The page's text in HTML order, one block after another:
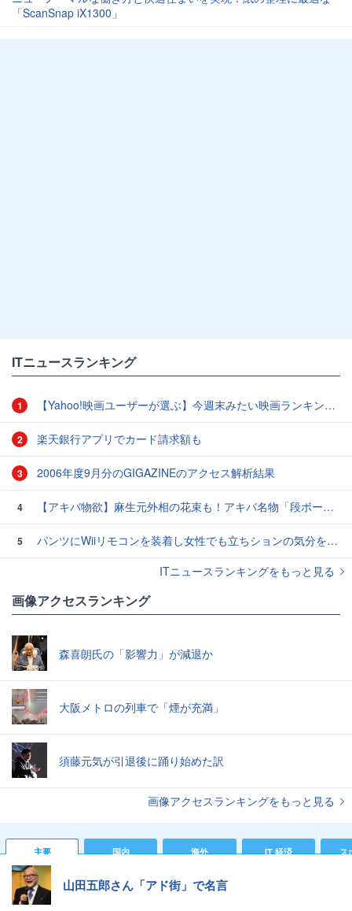
「ScanSnap iX1300」
ITニュースランキング
1 【Yahoo!映画ユーザーが選ぶ】今週末みたい映画ランキング（11月2日付） ファン待望のシリーズ第3弾『マイティ・ソー バトルロイヤル』が公開！
2 楽天銀行アプリでカード請求額も
3 2006年度9月分のGIGAZINEのアクセス解析結果
4 【アキバ物欲】麻生元外相の花束も！アキバ名物「段ボール肉まん」を食べてみた
5
パンツにWiiリモコンを装着し女性でも立ちションの気分を味わえる「スパー・ピーピー・ブラーザー」
ITニュースランキングをもっと見る
画像アクセスランキング
森喜朗氏の「影響力」が減退か
大阪メトロの列車で「煙が充満」
須藤元気が引退後に踊り始めた訳
画像アクセスランキングをもっと見る
主要 国内 海外 IT 経済 ス
山田五郎さん「アド街」で名言